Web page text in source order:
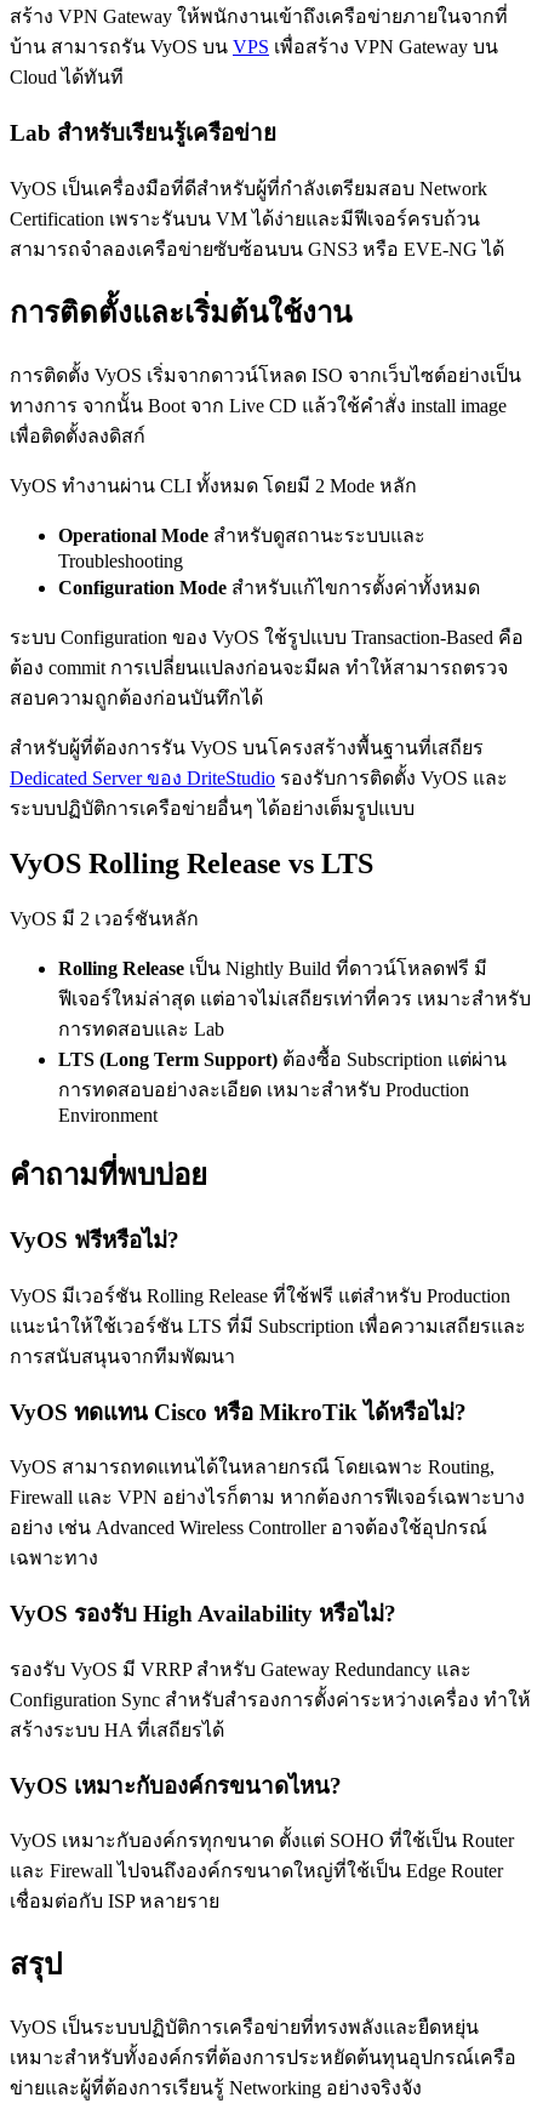
สร้าง VPN Gateway ให้พนักงานเข้าถึงเครือข่ายภายในจากที่
บ้าน สามารถรัน VyOS บน VPS เพื่อสร้าง VPN Gateway บน
Cloud ได้ทันที
Lab สำหรับเรียนรู้เครือข่าย
VyOS เป็นเครื่องมือที่ดีสำหรับผู้ที่กำลังเตรียมสอบ Network
Certification เพราะรันบน VM ได้ง่ายและมีฟีเจอร์ครบถ้วน
สามารถจำลองเครือข่ายซับซ้อนบน GNS3 หรือ EVE-NG ได้
การติดตั้งและเริ่มต้นใช้งาน
การติดตั้ง VyOS เริ่มจากดาวน์โหลด ISO จากเว็บไซต์อย่างเป็น
ทางการ จากนั้น Boot จาก Live CD แล้วใช้คำสั่ง install image
เพื่อติดตั้งลงดิสก์
VyOS ทำงานผ่าน CLI ทั้งหมด โดยมี 2 Mode หลัก
Operational Mode สำหรับดูสถานะระบบและ
Troubleshooting
Configuration Mode สำหรับแก้ไขการตั้งค่าทั้งหมด
ระบบ Configuration ของ VyOS ใช้รูปแบบ Transaction-Based คือ
ต้อง commit การเปลี่ยนแปลงก่อนจะมีผล ทำให้สามารถตรวจ
สอบความถูกต้องก่อนบันทึกได้
สำหรับผู้ที่ต้องการรัน VyOS บนโครงสร้างพื้นฐานที่เสถียร
Dedicated Server ของ DriteStudio รองรับการติดตั้ง VyOS และ
ระบบปฏิบัติการเครือข่ายอื่นๆ ได้อย่างเต็มรูปแบบ
VyOS Rolling Release vs LTS
VyOS มี 2 เวอร์ชันหลัก
Rolling Release เป็น Nightly Build ที่ดาวน์โหลดฟรี มี
ฟีเจอร์ใหม่ล่าสุด แต่อาจไม่เสถียรเท่าที่ควร เหมาะสำหรับ
การทดสอบและ Lab
LTS (Long Term Support) ต้องซื้อ Subscription แต่ผ่าน
การทดสอบอย่างละเอียด เหมาะสำหรับ Production
Environment
คำถามที่พบบ่อย
VyOS ฟรีหรือไม่?
VyOS มีเวอร์ชัน Rolling Release ที่ใช้ฟรี แต่สำหรับ Production
แนะนำให้ใช้เวอร์ชัน LTS ที่มี Subscription เพื่อความเสถียรและ
การสนับสนุนจากทีมพัฒนา
VyOS ทดแทน Cisco หรือ MikroTik ได้หรือไม่?
VyOS สามารถทดแทนได้ในหลายกรณี โดยเฉพาะ Routing,
Firewall และ VPN อย่างไรก็ตาม หากต้องการฟีเจอร์เฉพาะบาง
อย่าง เช่น Advanced Wireless Controller อาจต้องใช้อุปกรณ์
เฉพาะทาง
VyOS รองรับ High Availability หรือไม่?
รองรับ VyOS มี VRRP สำหรับ Gateway Redundancy และ
Configuration Sync สำหรับสำรองการตั้งค่าระหว่างเครื่อง ทำให้
สร้างระบบ HA ที่เสถียรได้
VyOS เหมาะกับองค์กรขนาดไหน?
VyOS เหมาะกับองค์กรทุกขนาด ตั้งแต่ SOHO ที่ใช้เป็น Router
และ Firewall ไปจนถึงองค์กรขนาดใหญ่ที่ใช้เป็น Edge Router
เชื่อมต่อกับ ISP หลายราย
สรุป
VyOS เป็นระบบปฏิบัติการเครือข่ายที่ทรงพลังและยืดหยุ่น
เหมาะสำหรับทั้งองค์กรที่ต้องการประหยัดต้นทุนอุปกรณ์เครือ
ข่ายและผู้ที่ต้องการเรียนรู้ Networking อย่างจริงจัง